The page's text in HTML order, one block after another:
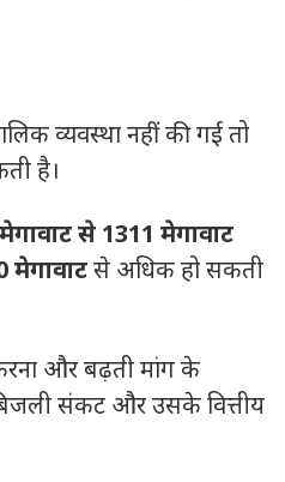
व्यवस्था नहीं की गई तो
है।
से 1311 मेगावाट
मेगावाटसे अधिक हो सकती
और बढ़ती मांग के
संकट और उसके वित्तीय